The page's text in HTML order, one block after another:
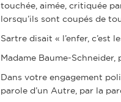
touchée, aimée, critiquée
lorsqu’ils sont coupés de
Sartre disait « l’enfer, c’est
Madame Baume-Schneider,
Dans votre engagement
parole d’un Autre, par la